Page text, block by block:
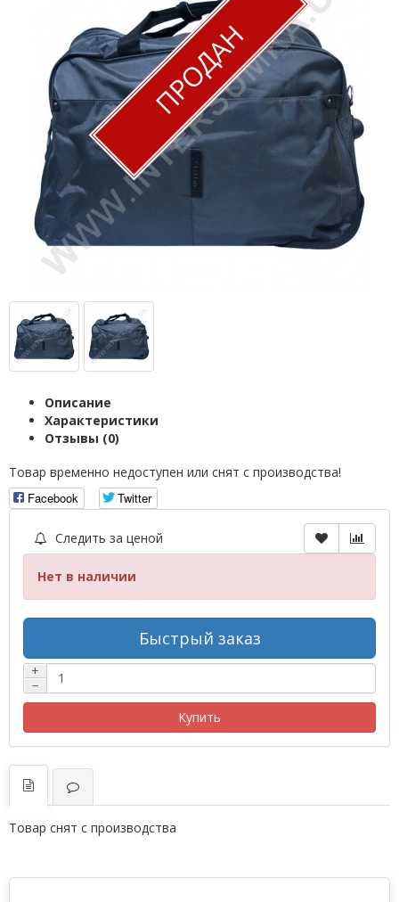
ПРОДАН
Описание
Характеристики
Отзывы (0)
Товар временно недоступен или снят с производства!
Facebook
Twitter
Следить за ценой
Нет в наличии
Быстрый заказ
+
−
Купить
Товар снят с производства